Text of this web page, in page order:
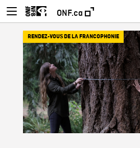
ONF.ca
RENDEZ-VOUS DE LA FRANCOPHONIE